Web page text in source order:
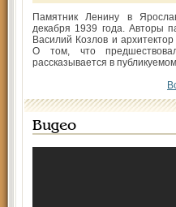
Памятник Ленину в
декабря 1939 года. Авторы
Василий Козлов и
О том, что
рассказывается в
Видео